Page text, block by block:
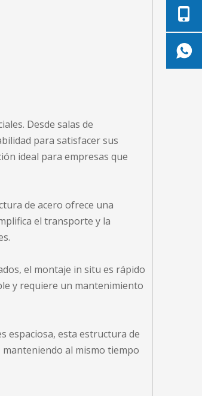
Desde salas de
para satisfacer sus
ideal para empresas que
de acero ofrece una
el transporte y la
el montaje in situ es rápido
y requiere un mantenimiento
espaciosa, esta estructura de
al mismo tiempo